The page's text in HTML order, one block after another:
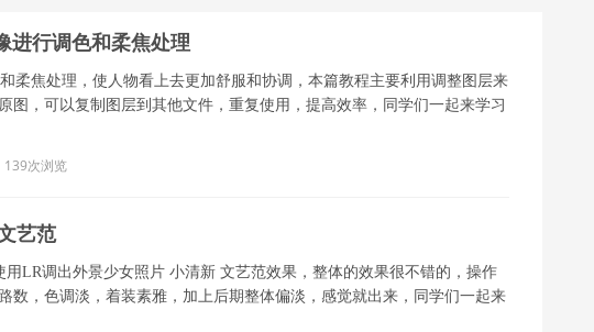
进行调色和柔焦处理
柔焦处理，使人物看上去更加舒服和协调，本篇教程主要利用调整图层来
图，可以复制图层到其他文件，重复使用，提高效率，同学们一起来学习
139次浏览
艺范
用LR调出外景少女照片 小清新 文艺范效果，整体的效果很不错的，操作
数，色调淡，着装素雅，加上后期整体偏淡，感觉就出来，同学们一起来